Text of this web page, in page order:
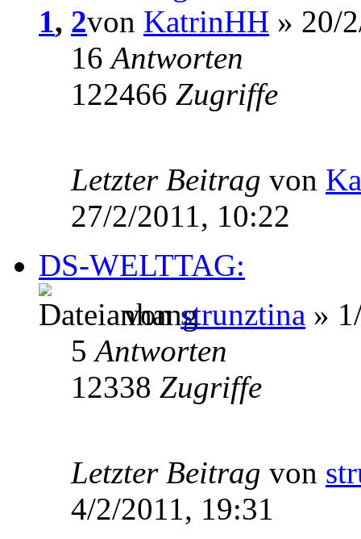
1, 2von KatrinHH » 20/
16Antworten
122466 Zugriffe
Letzter Beitrag von
27/2/2011, 10:22
DS-WELTTAG:
vonstrunztina »
5Antworten
12338 Zugriffe
Letzter Beitrag von
4/2/2011, 19:31